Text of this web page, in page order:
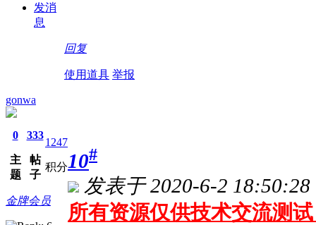
发消
息
回复
使用道具 举报
gonwa
0
主
题
333
帖
子
1247
积分
金牌会员
10#
发表于 2020-6-2 18:50:28
所有资源仅供技术交流测